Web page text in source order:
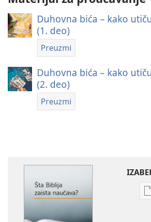
Duhovna bića – kako
(1. deo)
Preuzmi
Duhovna bića – kako
(2. deo)
Preuzmi